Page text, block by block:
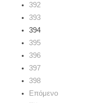
392
393
394
395
396
397
398
Επόμενο